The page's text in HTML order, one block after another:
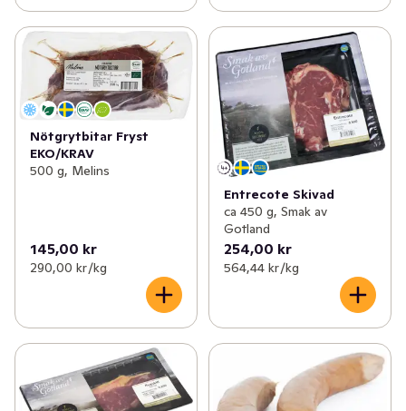
Nötgrytbitar Fryst
EKO/KRAV
500 g, Melins
145,00 kr
290,00 kr /kg
Entrecote Skivad
ca 450 g, Smak av
Gotland
254,00 kr
564,44 kr /kg